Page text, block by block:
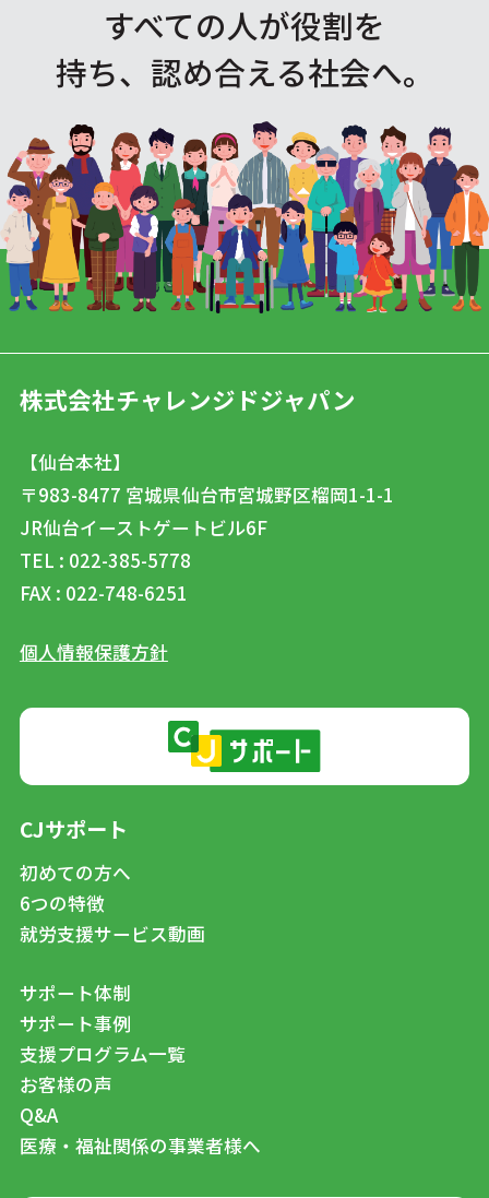
すべての人が役割を
持ち、認め合える社会へ。
株式会社チャレンジドジャパン
【仙台本社】
〒983-8477 宮城県仙台市宮城野区榴岡1-1-1
JR仙台イーストゲートビル6F
TEL : 022-385-5778
FAX : 022-748-6251
個人情報保護方針
CJサポート
初めての方へ
6つの特徴
就労支援サービス動画
サポート体制
サポート事例
支援プログラム一覧
お客様の声
Q&A
医療・福祉関係の事業者様へ